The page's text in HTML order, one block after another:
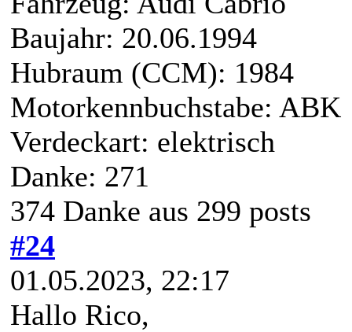
Baujahr: 20.06.1994
Hubraum (CCM): 1984
Motorkennbuchstabe: ABK
Verdeckart: elektrisch
Danke: 271
374 Danke aus 299 posts
#24
01.05.2023, 22:17
Hallo Rico,